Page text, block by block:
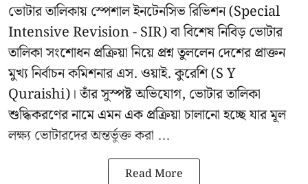
ভোটার তালিকায় স্পেশাল ইনটেনসিভ রিভিশন (Special
Intensive Revision - SIR) বা বিশেষ নিবিড় ভোটার
তালিকা সংশোধন প্রক্রিয়া নিয়ে প্রশ্ন তুললেন দেশের প্রাক্তন
মুখ্য নির্বাচন কমিশনারএস. ওয়াই. কুরেশি(S Y
Quraishi)। তাঁর সুস্পষ্ট অভিযোগ, ভোটার তালিকা
শুদ্ধিকরণের নামে এমন এক প্রক্রিয়া চালানো হচ্ছে যার মূল
লক্ষ্য ভোটারদের অন্তর্ভুক্ত করা ...
Read More